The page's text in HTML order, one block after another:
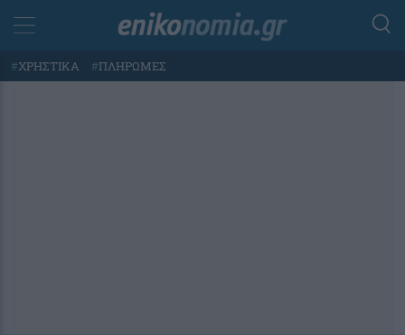
#ΧΡΗΣΤΙΚΑ #ΠΛΗΡΩΜΕΣ